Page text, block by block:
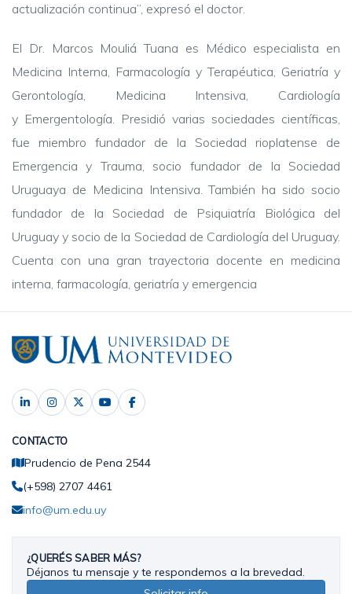
actualización continua”, expresó el doctor.
El Dr. Marcos Mouliá Tuana es Médico especialista en
Medicina Interna, Farmacología y Terapéutica, Geriatría y
Gerontología, Medicina Intensiva, Cardiología
y Emergentología. Presidió varias sociedades científicas,
fue miembro fundador de la Sociedad rioplatense de
Emergencia y Trauma, socio fundador de la Sociedad
Uruguaya de Medicina Intensiva. También ha sido socio
fundador de la Sociedad de Psiquiatría Biológica del
Uruguay y socio de la Sociedad de Cardiología del Uruguay.
Cuenta con una gran trayectoria docente en medicina
interna, farmacología, geriatría y emergencia
CONTACTO
Prudencio de Pena 2544
(+598) 2707 4461
info@um.edu.uy
¿QUERÉS SABER MÁS?
Déjanos tu mensaje y te respondemos a la brevedad.